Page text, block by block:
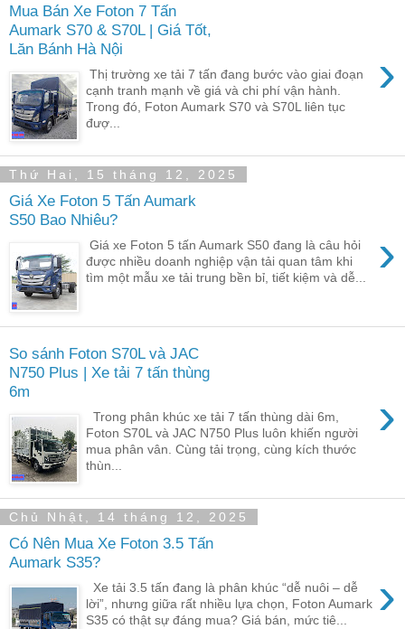
Mua Bán Xe Foton 7 Tấn
Aumark S70 & S70L | Giá Tốt,
Lăn Bánh Hà Nội
›
Thị trường xe tải 7 tấn đang bước vào giai đoạn
cạnh tranh mạnh về giá và chi phí vận hành.
Trong đó, Foton Aumark S70 và S70L liên tục
đượ...
Thứ Hai, 15 tháng 12, 2025
Giá Xe Foton 5 Tấn Aumark
S50 Bao Nhiêu?
›
Giá xe Foton 5 tấn Aumark S50 đang là câu hỏi
được nhiều doanh nghiệp vận tải quan tâm khi
tìm một mẫu xe tải trung bền bỉ, tiết kiệm và dễ...
So sánh Foton S70L và JAC
N750 Plus | Xe tải 7 tấn thùng
6m
›
Trong phân khúc xe tải 7 tấn thùng dài 6m,
Foton S70L và JAC N750 Plus luôn khiến người
mua phân vân. Cùng tải trọng, cùng kích thước
thùn...
Chủ Nhật, 14 tháng 12, 2025
Có Nên Mua Xe Foton 3.5 Tấn
Aumark S35?
›
Xe tải 3.5 tấn đang là phân khúc “dễ nuôi – dễ
lời”, nhưng giữa rất nhiều lựa chọn, Foton Aumark
S35 có thật sự đáng mua? Giá bán, mức tiê...